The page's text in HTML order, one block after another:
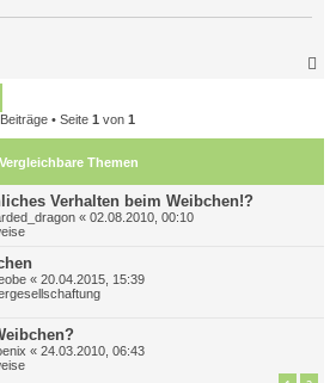
• Seite 1 von 1
Vergleichbare Themen
Verhalten beim Weibchen!?
« 02.08.2010, 00:10
« 20.04.2015, 15:39
« 24.03.2010, 06:43